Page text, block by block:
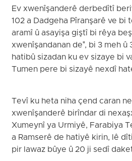
Ev xwenîşanderê derbedîtî
102 a Dadgeha Pîranşarê ve bi
aramî û asayişa giştî bi rêya
xwenîşandanan de", bi 3 meh
hatibû sizadan ku ev sizaye bi
Tumen pere bi sizayê nexdî
Tevî ku heta niha çend caran
xwenîşanderê birîndar di
Xumeynî ya Urmiyê, Farabiya
a Ramserê de hatiyê kirin, lê
pir lawaz bûye û 20 ji sedî